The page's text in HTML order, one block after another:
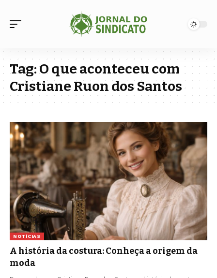
Tag:O que aconteceu com
Cristiane Ruon dos Santos
NOTÍCIAS
A história da costura: Conheça a origem da
moda